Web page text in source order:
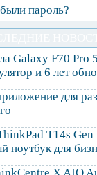
пароль?
Galaxy F70 Pro
и 6 лет
для
T14s
ноутбук для